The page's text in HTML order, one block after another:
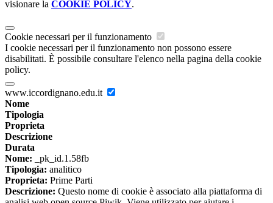
visionare la COOKIE POLICY.
Cookie necessari per il funzionamento
I cookie necessari per il funzionamento non possono essere
disabilitati. È possibile consultare l'elenco nella pagina della cookie
policy.
www.iccordignano.edu.it
Nome
Tipologia
Proprieta
Descrizione
Durata
Nome: _pk_id.1.58fb
Tipologia: analitico
Proprieta: Prime Parti
Descrizione: Questo nome di cookie è associato alla piattaforma di